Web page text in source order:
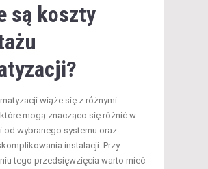
są koszty
wiąże się z różnymi
mogą znacząco się różnić w
od wybranego systemu oraz
instalacji. Przy
tego przedsięwzięcia warto mieć